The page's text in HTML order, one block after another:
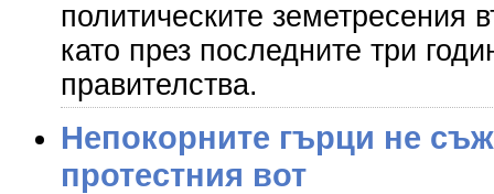
политическите земетресения
като през последните три
правителства.
Непокорните гърци не
протестния вот